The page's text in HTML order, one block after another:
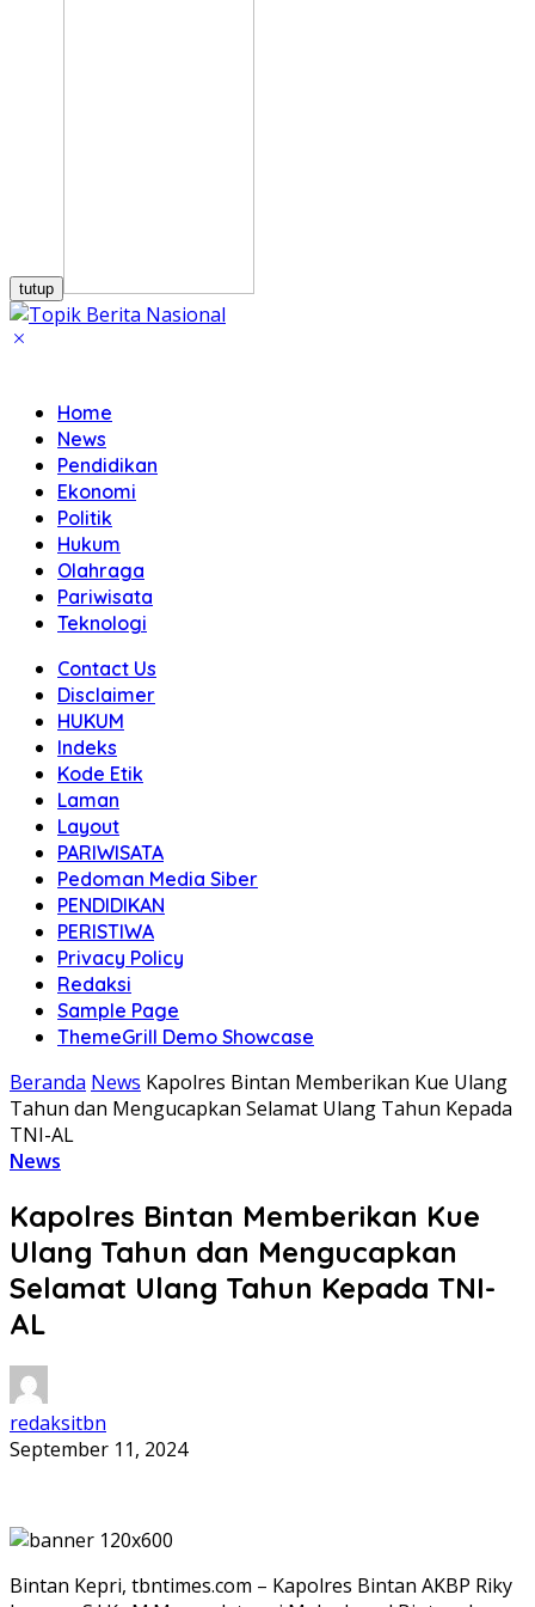
tutup
Home
News
Pendidikan
Ekonomi
Politik
Hukum
Olahraga
Pariwisata
Teknologi
Contact Us
Disclaimer
HUKUM
Indeks
Kode Etik
Laman
Layout
PARIWISATA
Pedoman Media Siber
PENDIDIKAN
PERISTIWA
Privacy Policy
Redaksi
Sample Page
ThemeGrill Demo Showcase
Beranda News Kapolres Bintan Memberikan Kue Ulang
Tahun dan Mengucapkan Selamat Ulang Tahun Kepada
TNI-AL
News
Kapolres Bintan Memberikan Kue
Ulang Tahun dan Mengucapkan
Selamat Ulang Tahun Kepada TNI-
AL
redaksitbn
September 11, 2024
Bintan Kepri, tbntimes.com – Kapolres Bintan AKBP Riky